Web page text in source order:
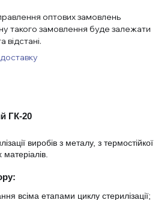
оптових замовлень
такого замовлення буде залежати
відстані.
ГК-20
виробів з металу, з термостійкої
всіма етапами циклу стерилізації;